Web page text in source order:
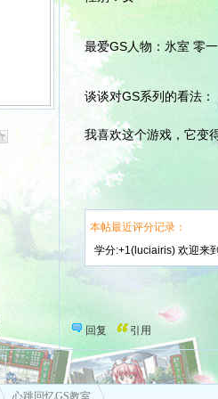
最爱GS人物：氷室 零一
谈谈对GS系列的看法：
我喜欢这个游戏，它变
本帖最近评分记录：
学分:+1(luciairis) 欢迎来
回复 引用
心跳回忆GS教室